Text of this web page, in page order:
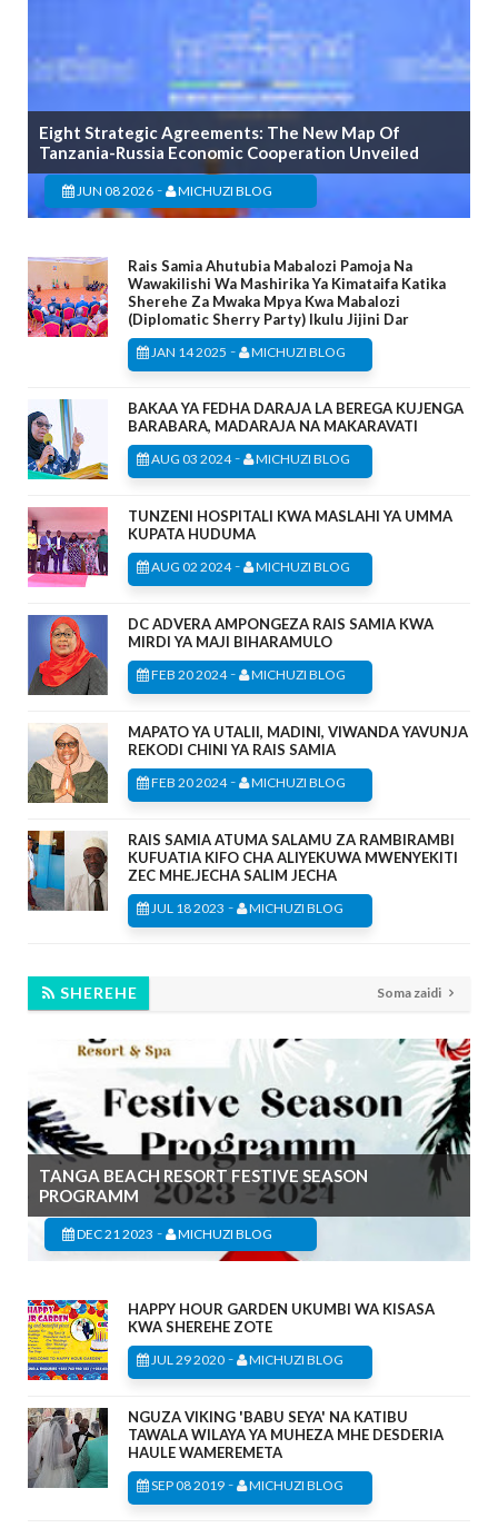
Eight Strategic Agreements: The New Map Of
Tanzania-Russia Economic Cooperation Unveiled
JUN 08 2026 - MICHUZI BLOG
Rais Samia Ahutubia Mabalozi Pamoja Na
Wawakilishi Wa Mashirika Ya Kimataifa Katika
Sherehe Za Mwaka Mpya Kwa Mabalozi
(Diplomatic Sherry Party) Ikulu Jijini Dar
JAN 14 2025 - MICHUZI BLOG
BAKAA YA FEDHA DARAJA LA BEREGA KUJENGA
BARABARA, MADARAJA NA MAKARAVATI
AUG 03 2024- MICHUZI BLOG
TUNZENI HOSPITALI KWA MASLAHI YA UMMA
KUPATA HUDUMA
AUG 02 2024- MICHUZI BLOG
DC ADVERA AMPONGEZA RAIS SAMIA KWA
MIRDI YA MAJI BIHARAMULO
FEB 20 2024- MICHUZI BLOG
MAPATO YA UTALII, MADINI, VIWANDA YAVUNJA
REKODI CHINI YA RAIS SAMIA
FEB 20 2024- MICHUZI BLOG
RAIS SAMIA ATUMA SALAMU ZA RAMBIRAMBI
KUFUATIA KIFO CHA ALIYEKUWA MWENYEKITI
ZEC MHE.JECHA SALIM JECHA
JUL 18 2023 - MICHUZI BLOG
SHEREHE Soma zaidi
TANGA BEACH RESORT FESTIVE SEASON
PROGRAMM
DEC 21 2023 - MICHUZI BLOG
HAPPY HOUR GARDEN UKUMBI WA KISASA
KWA SHEREHE ZOTE
JUL 29 2020 - MICHUZI BLOG
NGUZA VIKING 'BABU SEYA' NA KATIBU
TAWALA WILAYA YA MUHEZA MHE DESDERIA
HAULE WAMEREMETA
SEP 08 2019 - MICHUZI BLOG